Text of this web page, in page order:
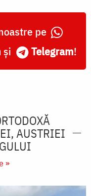
pe
și Telegram!
AUSTRIEI
»